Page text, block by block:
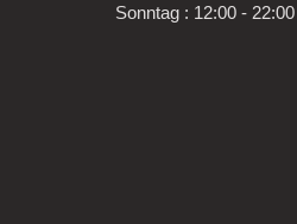
Sonntag : 12:00 - 22:00